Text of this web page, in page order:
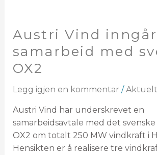
Austri Vind inngår
samarbeid med
OX2
Legg igjen en kommentar /Aktuelt
Austri Vind har underskrevet en
samarbeidsavtale med det
OX2 om totalt 250 MW vindkraft i
Hensikten er å realisere tre
Austri
inngår
samarbeid
svenske
OX2